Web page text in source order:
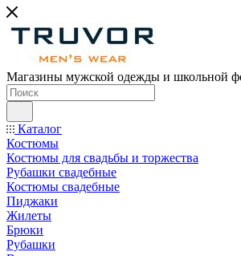
Магазины мужской одежды и школьной
Каталог
Костюмы
Костюмы для свадьбы и торжества
Рубашки свадебные
Костюмы свадебные
Пиджаки
Жилеты
Брюки
Рубашки